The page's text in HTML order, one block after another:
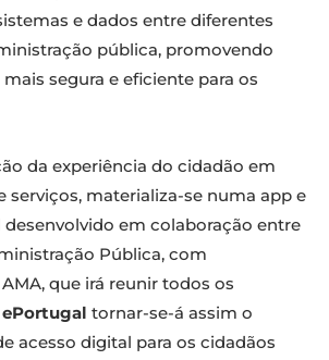
e dados entre diferentes
pública, promovendo
segura e eficiente para os
da experiência do cidadão em
serviços, materializa-se numa app e
em colaboração entre
Pública, com
que irá reunir todos os
ePortugal tornar-se-á assim o
acesso digital para os cidadãos